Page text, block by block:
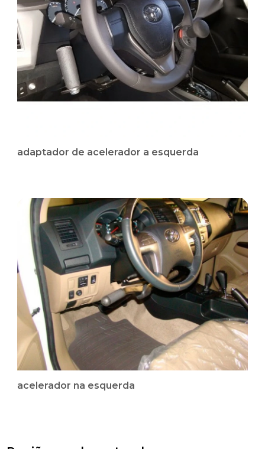
adaptador de acelerador a esquerda
acelerador na esquerda